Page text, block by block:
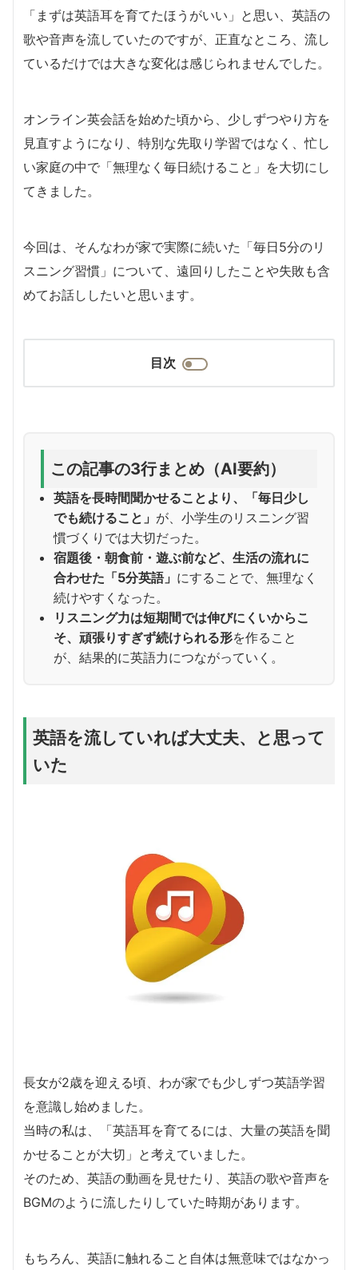
「まずは英語耳を育てたほうがいい」と思い、英語の
歌や音声を流していたのですが、正直なところ、流し
ているだけでは大きな変化は感じられませんでした。
オンライン英会話を始めた頃から、少しずつやり方を
見直すようになり、特別な先取り学習ではなく、忙し
い家庭の中で「無理なく毎日続けること」を大切にし
てきました。
今回は、そんなわが家で実際に続いた「毎日5分のリ
スニング習慣」について、遠回りしたことや失敗も含
めてお話ししたいと思います。
目次
この記事の3行まとめ（AI要約）
英語を長時間聞かせることより、「毎日少し
でも続けること」 が、小学生のリスニング習
慣づくりでは大切だった。
宿題後・朝食前・遊ぶ前など、生活の流れに
合わせた「5分英語」 にすることで、無理なく
続けやすくなった。
リスニング力は短期間では伸びにくいからこ
そ、頑張りすぎず続けられる形を作ること
が、結果的に英語力につながっていく。
英語を流していれば大丈夫、と思って
いた
長女が2歳を迎える頃、わが家でも少しずつ英語学習
を意識し始めました。
当時の私は、「英語耳を育てるには、大量の英語を聞
かせることが大切」と考えていました。
そのため、英語の動画を見せたり、英語の歌や音声を
BGMのように流したりしていた時期があります。
もちろん、英語に触れること自体は無意味ではなかっ